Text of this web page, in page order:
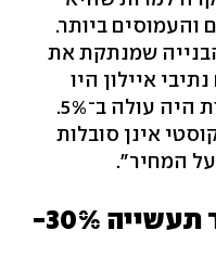
והעמוסים ביותר.
שמנתקת את
איילון היו
מרוחקים מהשכונה, ערך הדירות היה עולה ב־5%.
אינן סובלות
המחיר".
30%-